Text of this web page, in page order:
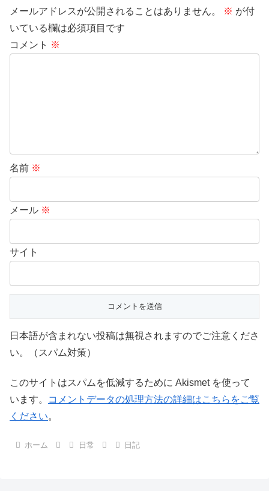
メールアドレスが公開されることはありません。 ※ が付
いている欄は必須項目です
コメント ※
名前 ※
メール ※
サイト
日本語が含まれない投稿は無視されますのでご注意くださ
い。（スパム対策）
このサイトはスパムを低減するために Akismet を使って
います。
コメントデータの処理方法の詳細はこちらをご覧
ください。
ホーム 日常 日記